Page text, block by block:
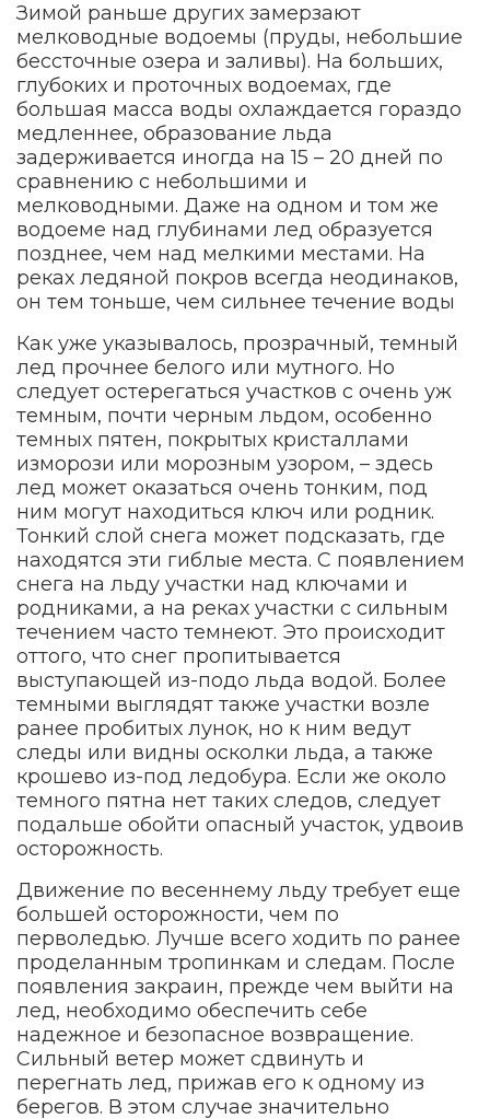
Зимой раньше других замерзают
мелководные водоемы (пруды, небольшие
бессточные озера и заливы). На больших,
глубоких и проточных водоемах, где
большая масса воды охлаждается гораздо
медленнее, образование льда
задерживается иногда на 15 – 20 дней по
сравнению с небольшими и
мелководными. Даже на одном и том же
водоеме над глубинами лед образуется
позднее, чем над мелкими местами. На
реках ледяной покров всегда неодинаков,
он тем тоньше, чем сильнее течение воды
Как уже указывалось, прозрачный, темный
лед прочнее белого или мутного. Но
следует остерегаться участков с очень уж
темным, почти черным льдом, особенно
темных пятен, покрытых кристаллами
изморози или морозным узором, – здесь
лед может оказаться очень тонким, под
ним могут находиться ключ или родник.
Тонкий слой снега может подсказать, где
находятся эти гиблые места. С появлением
снега на льду участки над ключами и
родниками, а на реках участки с сильным
течением часто темнеют. Это происходит
оттого, что снег пропитывается
выступающей из-подо льда водой. Более
темными выглядят также участки возле
ранее пробитых лунок, но к ним ведут
следы или видны осколки льда, а также
крошево из-под ледобура. Если же около
темного пятна нет таких следов, следует
подальше обойти опасный участок, удвоив
осторожность.
Движение по весеннему льду требует еще
большей осторожности, чем по
перволедью. Лучше всего ходить по ранее
проделанным тропинкам и следам. После
появления закраин, прежде чем выйти на
лед, необходимо обеспечить себе
надежное и безопасное возвращение.
Сильный ветер может сдвинуть и
перегнать лед, прижав его к одному из
берегов. В этом случае значительно